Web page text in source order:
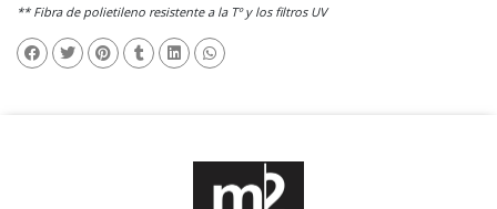
** Fibra de polietileno resistente a la Tº y los filtros UV